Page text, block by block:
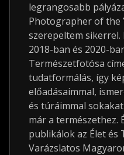
legrangosabb
Photographer of the
szerepeltem
2018-ban és 2020-
Természetfotósa
tudatformálás, így
előadásaimmal,
és túráimmal
már a természethez.
publikálok az Élet és
Varázslatos